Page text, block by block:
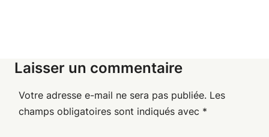
Laisser un commentaire
Votre adresse e-mail ne sera pas publiée. Les
champs obligatoires sont indiqués avec *